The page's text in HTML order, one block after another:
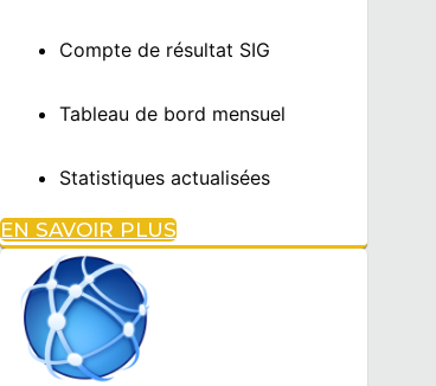
Compte de résultat SIG
Tableau de bord mensuel
Statistiques actualisées
EN SAVOIR PLUS